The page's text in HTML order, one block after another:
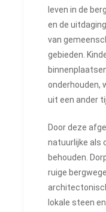
leven in de
en de
van
gebieden.
onderhouden,
uit een ander
Door deze
natuurlijke als
behouden.
ruige
lokale steen